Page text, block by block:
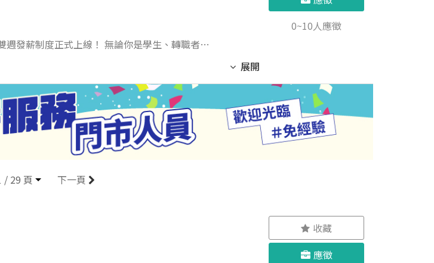
發薪制度正式上線！ 無論你是學生、轉職者，
點製作、品質維
實食品安全作業。 【打工首選
彈性安排班表 ✔團隊氛圍友善：夥伴好溝通，
兼職機會多：表現優異者，有機會轉為正職發
團隊合作，樂於與人互動，態度積極 ✔對餐飲
展開
0~10人應徵
/ 29 頁 下一頁
收藏
應徵